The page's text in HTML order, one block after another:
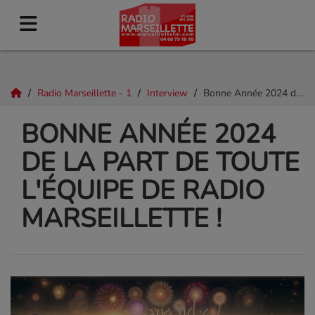
Radio Marseillette - 1 Interview Bonne Année 2024 de la part de toute l'équipe de Radio Marseillette !
BONNE ANNÉE 2024
DE LA PART DE TOUTE
L'ÉQUIPE DE RADIO
MARSEILLETTE !